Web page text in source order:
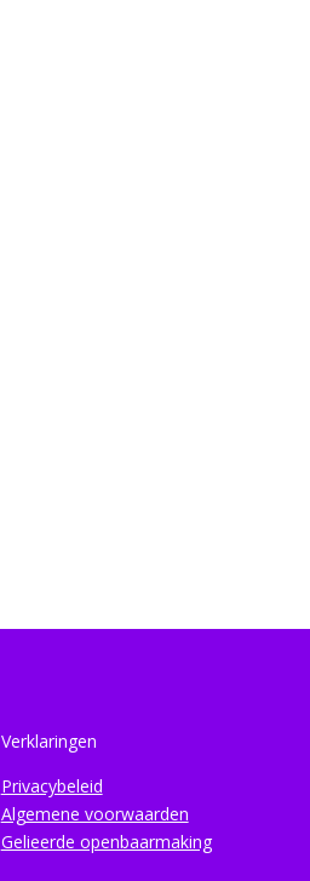
Verklaringen
Privacybeleid
Algemene voorwaarden
Gelieerde openbaarmaking